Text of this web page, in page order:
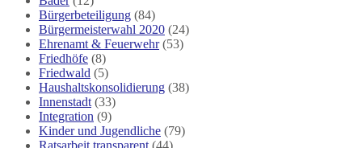
Bürgerbeteiligung (84)
Bürgermeisterwahl 2020 (24)
Ehrenamt & Feuerwehr(53)
Friedhöfe (8)
Friedwald (5)
Haushaltskonsolidierung (38)
Innenstadt (33)
Integration (9)
Kinder und Jugendliche (79)